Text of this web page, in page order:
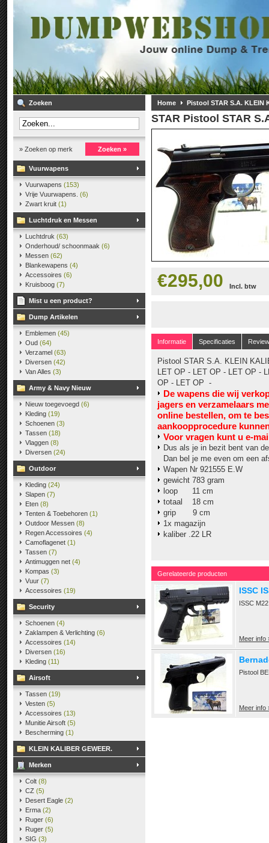
Zoeken
» Zoeken op merk Zoeken »
Vuurwapens
Vuurwapens (153)
Vrije Vuurwapens. (6)
Zwart kruit (1)
Luchtdruk en Messen
Luchtdruk (63)
Onderhoud/ schoonmaak (6)
Messen (62)
Blankewapens (4)
Accessoires (6)
Kruisboog (7)
Mist u een product?
Dump Artikelen
Emblemen (45)
Oud (64)
Verzamel (63)
Diversen (42)
Van Alles (3)
Army & Navy Nieuw
Nieuw toegevoegd (6)
Kleding (19)
Schoenen (3)
Tassen (18)
Vlaggen (8)
Diversen (24)
Outdoor
Kleding (24)
Slapen (7)
Eten (8)
Tenten & Toebehoren (1)
Outdoor Messen (8)
Regen Accessoires (4)
Camoflagenet (1)
Tassen (7)
Antimuggen net (4)
Kompas (3)
Vuur (7)
Accessoires (19)
Security
Schoenen (4)
Zaklampen & Verlichting (6)
Accessoires (14)
Diversen (16)
Kleding (11)
Airsoft
Tassen (19)
Vesten (5)
Accessoires (13)
Munitie Airsoft (5)
Bescherming (1)
KLEIN KALIBER GEWEER.
Merken
Colt (8)
CZ (5)
Desert Eagle (2)
Erma (2)
Ruger (6)
Ruger (5)
SIG (3)
Home Pistool STAR S.A. KLEIN
STAR Pistool STAR
€295,00 Incl. btw
Informatie Specificaties
Pistool STAR S.A. KLEIN
LET OP - LET OP - LET OP -
OP - LET OP -
De wapens die wij
jagers en verzamelaars
online bestellen, om te
aankoopprocedure
Voor vragen kunt u e-
Dus als je in bezit bent van
Dan bel je me even om een
Wapen Nr 921555 E.W
gewicht 783 gram
loop 11 cm
totaal 18 cm
grip 9 cm
1x magazijn
kaliber .22 LR
Gerelateerde producten
ISSC
ISSC
Meer info
Pistool
Meer info